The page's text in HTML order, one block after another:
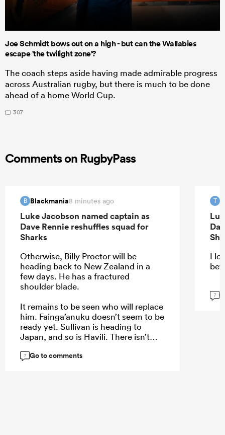
Joe Schmidt bows out on a high - but can the Wallabies
escape 'the twilight zone'?
The coach steps aside having made admirable progress
across Australian rugby, but there is much to be done
ahead of a home World Cup.
307
Comments on RugbyPass
B Blackmania8 minutes ago
Luke Jacobson named captain as
Dave Rennie reshuffles squad for
Sharks
Otherwise, Billy Proctor will be
heading back to New Zealand in a
few days. He has a fractured
shoulder blade.
It remains to be seen who will replace
him. Fainga’anuku doesn’t seem to be
ready yet. Sullivan is heading to
Japan, and so is Havili. There isn’t
7 Go to comments
T
I
7